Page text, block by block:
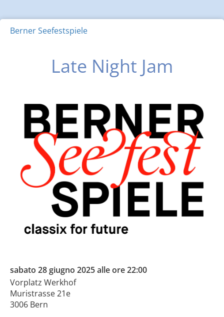
Berner Seefestspiele
Late Night Jam
sabato 28 giugno 2025 alle ore 22:00
Vorplatz Werkhof
Muristrasse 21e
3006 Bern